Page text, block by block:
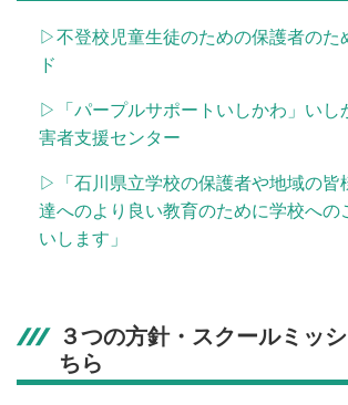
▷不登校児童生徒のための保護者のた
ド
▷「パープルサポートいしかわ」いし
害者支援センター
▷「石川県立学校の保護者や地域の
達へのより良い教育のために学校への
いします」
３つの方針・スクールミッ
ちら